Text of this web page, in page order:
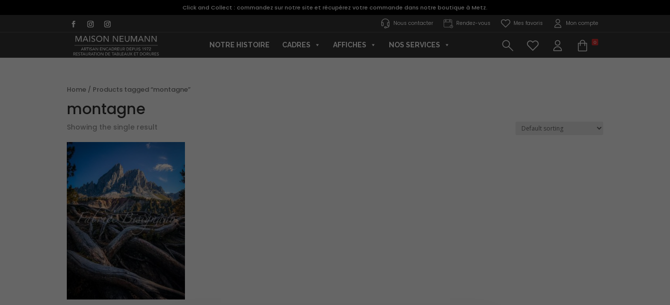
Click and Collect : commandez sur notre site et récupérez votre commande dans notre boutique à Metz.
Nous contacter Rendez-vous Mes favoris Mon compte
NOTRE HISTOIRE CADRES AFFICHES NOS SERVICES 0
Home / Products tagged “montagne”
montagne
Showing the single result